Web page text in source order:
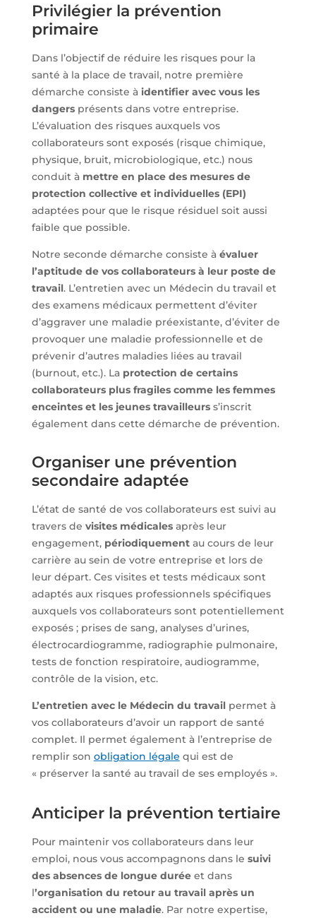
Privilégier la prévention
primaire
Dans l’objectif de réduire les risques pour la
santé à la place de travail, notre première
démarche consiste à identifier avec vous les
dangersprésents dans votre entreprise.
L’évaluation des risques auxquels vos
collaborateurs sont exposés (risque chimique,
physique, bruit, microbiologique, etc.) nous
conduit à mettre en place des mesures de
protection collective et individuelles (EPI)
adaptées pour que le risque résiduel soit aussi
faible que possible.
Notre seconde démarche consiste à évaluer
l’aptitude de vos collaborateurs à leur poste de
travail. L’entretien avec un Médecin du travail et
des examens médicaux permettent d’éviter
d’aggraver une maladie préexistante, d’éviter de
provoquer une maladie professionnelle et de
prévenir d’autres maladies liées au travail
(burnout, etc.). La protection de certains
collaborateurs plus fragiles comme les femmes
enceintes et les jeunes travailleurss’inscrit
également dans cette démarche de prévention.
Organiser une prévention
secondaire adaptée
L’état de santé de vos collaborateurs est suivi au
travers de visites médicalesaprès leur
engagement, périodiquementau cours de leur
carrière au sein de votre entreprise et lors de
leur départ. Ces visites et tests médicaux sont
adaptés aux risques professionnels spécifiques
auxquels vos collaborateurs sont potentiellement
exposés ; prises de sang, analyses d’urines,
électrocardiogramme, radiographie pulmonaire,
tests de fonction respiratoire, audiogramme,
contrôle de la vision, etc.
L’entretien avec le Médecin du travailpermet à
vos collaborateurs d’avoir un rapport de santé
complet. Il permet également à l’entreprise de
remplir son obligation légale qui est de
« préserver la santé au travail de ses employés ».
Anticiper la prévention tertiaire
Pour maintenir vos collaborateurs dans leur
emploi, nous vous accompagnons dans le suivi
des absences de longue duréeet dans
l’organisation du retour au travail après un
accident ou une maladie. Par notre expertise,